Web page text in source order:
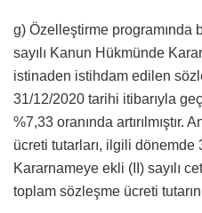
g) Özelleştirme programında
sayılı Kanun Hükmünde
istinaden istihdam edilen
31/12/2020 tarihi itibarıyla
%7,33 oranında artırılmıştır.
ücreti tutarları, ilgili dönemde
Kararnameye ekli (II) sayılı
toplam sözleşme ücreti